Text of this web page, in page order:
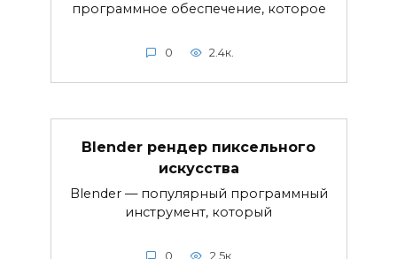
программное обеспечение, которое
0 2.4к.
Blender рендер пиксельного
искусства
Blender — популярный программный
инструмент, который
0 2.5к.